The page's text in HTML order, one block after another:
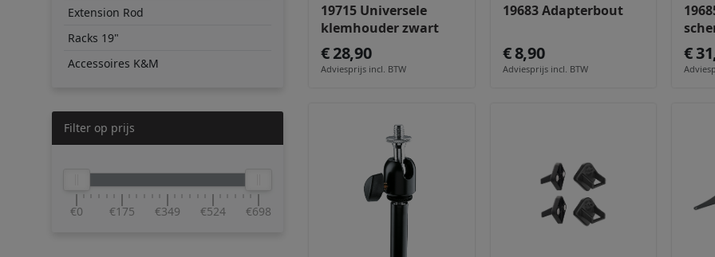
Extension Rod
Racks 19"
Accessoires K&M
Filter op prijs
€0 €175 €349 €524 €698
19715 Universele
klemhouder zwart
€ 28,90
Adviesprijs incl. BTW
19683 Adapterbout
€ 8,90
Adviesprijs incl. BTW
€